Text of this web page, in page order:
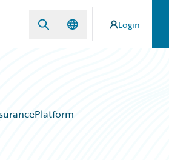
Login